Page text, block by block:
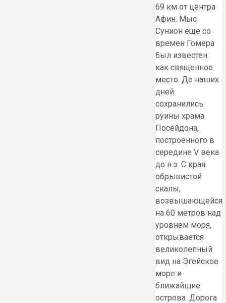
69 км от центра
Афин. Мыс
Сунион еще со
времен Гомера
был известен
как священное
место. До наших
дней
сохранились
руины храма
Посейдона,
построенного в
середине V века
до н.э. С края
обрывистой
скалы,
возвышающейся
на 60 метров над
уровнем моря,
открывается
великолепный
вид на Эгейское
море и
ближайшие
острова. Дорога